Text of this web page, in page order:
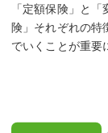
「定額保険」と
険」それぞれの特
でいくことが重要